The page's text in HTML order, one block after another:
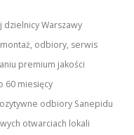
Warszawy
odbiory, serwis
premium jakości
60 miesięcy
odbiory Sanepidu
otwarciach lokali